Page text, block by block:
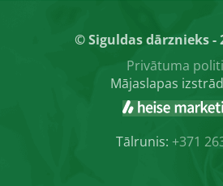
© Siguldas dārznieks -
Privātuma
Mājaslapas
Tālrunis: +371